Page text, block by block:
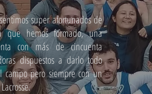
super afortunados de
que hemos formado, una
con más de cincuenta
dispuestos a darlo todo
campo pero siempre con un